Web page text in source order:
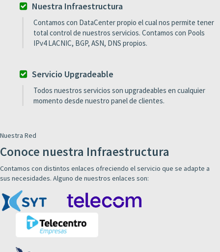
Nuestra Infraestructura
Contamos con DataCenter propio el cual nos permite tener
total control de nuestros servicios. Contamos con Pools
IPv4 LACNIC, BGP, ASN, DNS propios.
Servicio Upgradeable
Todos nuestros servicios son upgradeables en cualquier
momento desde nuestro panel de clientes.
Nuestra Red
Conoce nuestra Infraestructura
Contamos con distintos enlaces ofreciendo el servicio que se adapte a
sus necesidades. Alguno de nuestros enlaces son: